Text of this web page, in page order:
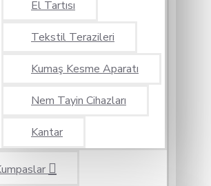
El Tartısı
Tekstil Terazileri
Kumaş Kesme Aparatı
Nem Tayin Cihazları
Kantar